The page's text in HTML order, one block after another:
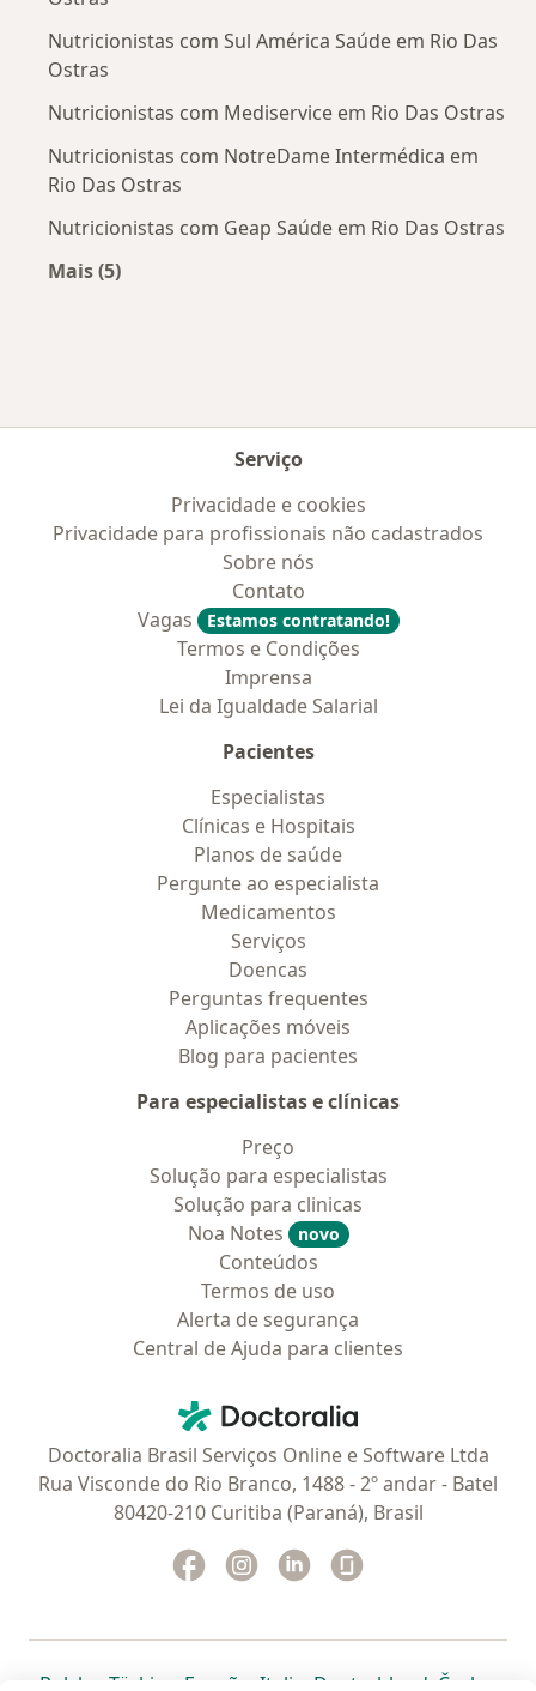
Nutricionistas com Sul América Saúde em Rio Das
Ostras
Nutricionistas com Mediservice em Rio Das Ostras
Nutricionistas com NotreDame Intermédica em
Rio Das Ostras
Nutricionistas com Geap Saúde em Rio Das Ostras
Mais (5)
Serviço
Privacidade e cookies
Privacidade para profissionais não cadastrados
Sobre nós
Contato
Vagas
Estamos contratando!
Termos e Condições
Imprensa
Lei da Igualdade Salarial
Pacientes
Especialistas
Clínicas e Hospitais
Planos de saúde
Pergunte ao especialista
Medicamentos
Serviços
Doencas
Perguntas frequentes
Aplicações móveis
Blog para pacientes
Para especialistas e clínicas
Preço
Solução para especialistas
Solução para clinicas
Noa Notes
novo
Conteúdos
Termos de uso
Alerta de segurança
Central de Ajuda para clientes
Doctoralia - Homepage
Doctoralia Brasil Serviços Online e Software Ltda
Rua Visconde do Rio Branco, 1488 - 2º andar - Batel
80420-210 Curitiba (Paraná), Brasil
Facebook
abre num novo separador
Instagram
abre num novo separador
Linkedin
abre num novo
Polska abre num novo separador
Türkiye abre num novo separador
España abre num novo separador
Italia abre num novo
Deutschlandabre num
Česko